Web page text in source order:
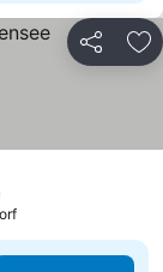
Partilhar